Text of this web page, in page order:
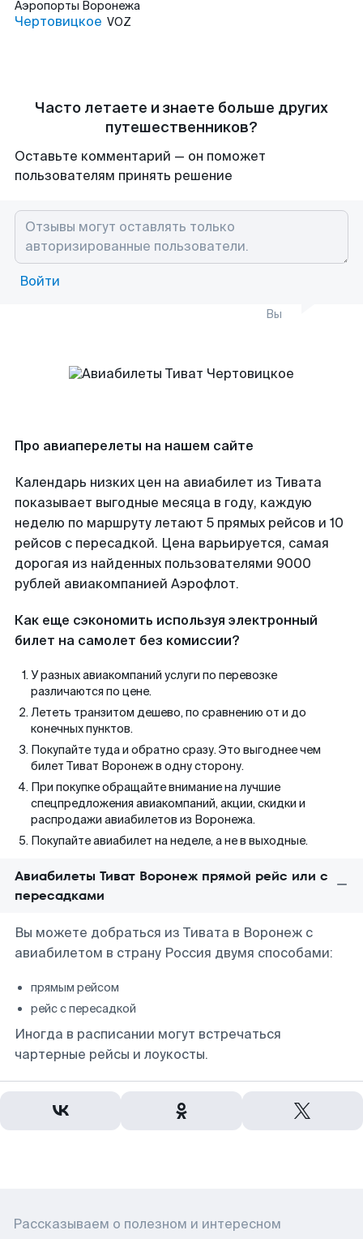
Аэропорты Воронежа
Чертовицкое VOZ
Часто летаете и знаете больше других
путешественников?
Оставьте комментарий — он поможет
пользователям принять решение
Войти
Вы
Про авиаперелеты на нашем сайте
Календарь низких цен на авиабилет из Тивата
показывает выгодные месяца в году, каждую
неделю по маршруту летают 5 прямых рейсов и 10
рейсов с пересадкой. Цена варьируется, самая
дорогая из найденных пользователями 9000
рублей авиакомпанией Аэрофлот.
Как еще сэкономить используя электронный
билет на самолет без комиссии?
У разных авиакомпаний услуги по перевозке
различаются по цене.
Лететь транзитом дешево, по сравнению от и до
конечных пунктов.
Покупайте туда и обратно сразу. Это выгоднее чем
билет Тиват Воронеж в одну сторону.
При покупке обращайте внимание на лучшие
спецпредложения авиакомпаний, акции, скидки и
распродажи авиабилетов из Воронежа.
Покупайте авиабилет на неделе, а не в выходные.
Авиабилеты Тиват Воронеж прямой рейс или с
пересадками
Вы можете добраться из Тивата в Воронеж с
авиабилетом в страну Россия двумя способами:
прямым рейсом
рейс с пересадкой
Иногда в расписании могут встречаться
чартерные рейсы и лоукосты.
Рассказываем о полезном и интересном